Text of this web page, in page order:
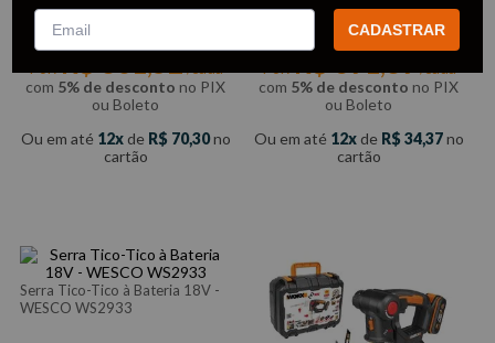
220V MAKITA
com 5% de desconto no PIX
ou Boleto
Ou em até 12 de R$ 70,30no
cartão
127V- WESCO WS3772U
com 5% de desconto no PIX
ou Boleto
Ou em até 12 de R$ 34,37no
cartão
Serra Tico-Tico à Bateria 18V -
WESCO WS2933
CADASTRAR